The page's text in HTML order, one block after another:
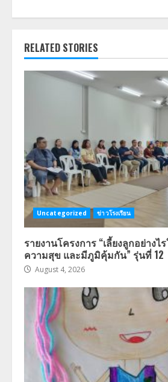
RELATED STORIES
Uncategorized ข่าวโรงเรียน
รายงานโครงการ “เลี้ยงลูกอย่างไ
ความสุข และมีภูมิคุ้มกัน” รุ่นที่ 12
August 4, 2026